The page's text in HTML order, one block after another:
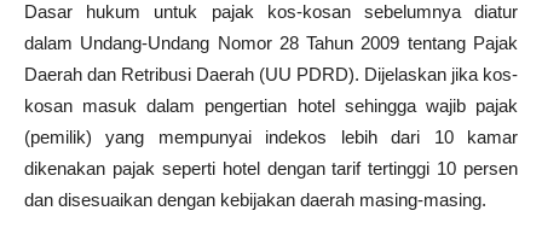
Dasar hukum untuk pajak kos-kosan sebelumnya diatur
dalam Undang-Undang Nomor 28 Tahun 2009 tentang Pajak
Daerah dan Retribusi Daerah (UU PDRD). Dijelaskan jika kos-
kosan masuk dalam pengertian hotel sehingga wajib pajak
(pemilik) yang mempunyai indekos lebih dari 10 kamar
dikenakan pajak seperti hotel dengan tarif tertinggi 10 persen
dan disesuaikan dengan kebijakan daerah masing-masing.